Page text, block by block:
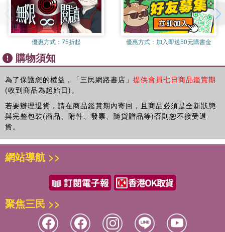
達到預期的結果，但從長遠的人才培育而言，仍有其時代意
義。
——林桶法／輔仁大學歷史學系名譽教授
蔣介石能統治中國近二十年，其智囊團之影響居功至偉。只可
惜成也體制，敗也體制，俯瞰智囊團之興衰，有如暮鼓晨鐘，
教人驚醒。
——江仲淵／「歷史說書人History Storyteller」團隊創辦人
由於時代的複雜因素，讓蔣介石的功過難以一言以蔽之，然而
透過本書，我們可以更深入了解這位時代人物。
——鄭俊德／閱讀人社群主編
蔣介石在1938年被推選為國民黨總裁後，開始大量培訓黨內幹部。
而歷經了黃埔訓練到廬山訓練，蔣介石針對黨政軍幹部以中央訓練
委員會及中央訓練團為核心，全面開展了史上最大規模的幹部訓
練。本章第四章即探討中央訓練團創辦與發展，特別是有中訓團內
有「蔣介石學校」之稱的「黨政幹部訓練班」，更是本章著墨的重
點，試探蔣介石是怎樣訓練他的幹部，並進行成效評估與檢討。
本書第五章論述重心則是放在掌管中訓團黨政訓練班畢業學員人事
管理業務的侍從室第三處身上，特別是人才資料庫的建立問題上。
的史料，探討侍三處的組織及他們是如何督訓黨政班畢業學員。另
外，為了替國家儲備未來棟梁之材，蔣介石決定從黨政班畢業學員
中挑選成績優良送至「黨政高級訓練班」培訓，此一選訓工作也是
由侍三處主導。黨政高級班的訓練內容為何，侍三處如何進行遴
選，黨內派系的反應如何，均是本章節敘述的重點。
定環境下（如戰前十年和戰後台灣），尚可發揮各自專長，規劃各
種建國方案，並逐步付諸施行，不過他們一旦進入正式行政體系，
表現即未必優異，一般說來，學者從政在文教、外交或是與其所學
相關的領域，較易有突出的表現，但是在其他的領域，則未必優於
一般的官僚，主要原因在於歷練的不足和政治手腕的不足。更重要
人名索引
後記
好評推薦
蔣介石早期權位不穩時，多方尊崇革命元老及前輩。吳稚暉、
張靜江、李石曾、蔡元培等人，在1920到30年代均與蔣過往甚
密，而對自己同輩的革命黨人和政治人物，如汪精衛、胡漢
民、廖仲愷、葉楚傖、戴季陶、閻錫山、馮玉祥，蔣都以謙卑
自居。廖早死，葉、戴漸形「老朽」，與汪、胡、閻、馮、
李、白諸人，有分有合，有些人雖可共事一時，後來多半分道
系、士官系，又培養出龐大的黃埔系。文人的親信中，邵元
沖、陳果夫、陳立夫後來在政治、黨務方面有重大影響力。抗
戰前他重用黃郛和楊永泰，戰時張群、宋子文、孔祥熙多承擔
方面任務。蔣常自歎人才不足，例如1932年6月22日的日記：
多非政治上人。戴季陶（傳賢）、陳景翰（韓）、余日章三友
可為敬友，而不能為我畏友；其他如朱騮先（家驊）、蔣雨岩
能自動者也；其次朱益之（培德）、朱逸民（紹良）皆消極守
成而已，無勇氣，不能革命矣。其他如賀貴嚴（耀組）、陳立
夫、葛湛侯（敬恩）皆器小量狹，不足當事也。茲再將新進者
分析之，黨務：陳立夫、張厲生、張道藩、劉健群、羅志希
（家倫）、段錫朋、方覺慧、齊世英、方治、魯滌平、羅貢華
優惠方式： 75折起 優惠方式： 加入即送50元購書金
購物須知
為了保護您的權益，「三民網路書店」 提供會員七日商品鑑賞期
(收到商品為起始日)。
若要辦理退貨，請在商品鑑賞期內寄回，且商品必須是全新狀態
與完整包裝(商品、附件、發票、隨貨贈品等)否則恕不接受退
貨。
網站導航 >>
聚焦三民 >>